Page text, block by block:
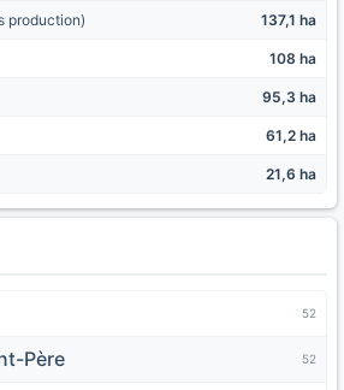
production) 137,1 ha
108 ha
95,3 ha
61,2 ha
21,6 ha
52
Père 52